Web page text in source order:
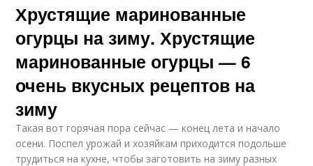
Хрустящие маринованные
огурцы на зиму. Хрустящие
маринованные огурцы — 6
очень вкусных рецептов на
зиму
Такая вот горячая пора сейчас — конец лета и начало
осени. Поспел урожай и хозяйкам приходится подольше
трудиться на кухне, чтобы заготовить на зиму разных